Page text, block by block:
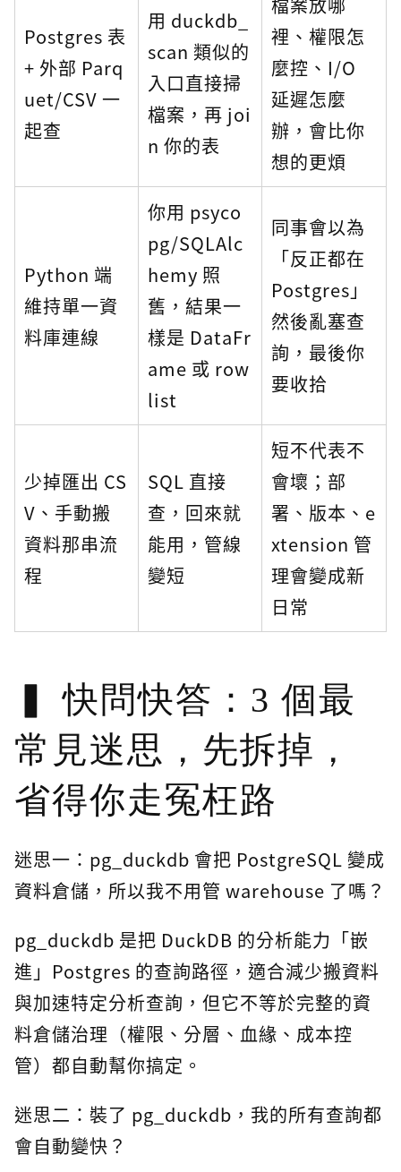
Postgres 表
+ 外部 Parq
uet/CSV 一
起查
用 duckdb_
scan 類似的
入口直接掃
檔案，再 joi
n 你的表
裡、權限怎
麼控、I/O
延遲怎麼
辦，會比你
想的更煩
Python 端
維持單一資
料庫連線
你用 psyco
pg/SQLAlc
hemy 照
舊，結果一
樣是 DataFr
ame 或 row
list
同事會以為
「反正都在
Postgres」
然後亂塞查
詢，最後你
要收拾
少掉匯出 CS
V、手動搬
資料那串流
程
SQL 直接
查，回來就
能用，管線
變短
短不代表不
會壞；部
署、版本、e
xtension 管
理會變成新
日常
快問快答：3 個最
常見迷思，先拆掉，
省得你走冤枉路
迷思一：pg_duckdb 會把 PostgreSQL 變成
資料倉儲，所以我不用管 warehouse 了嗎？
pg_duckdb 是把 DuckDB 的分析能力「嵌
進」Postgres 的查詢路徑，適合減少搬資料
與加速特定分析查詢，但它不等於完整的資
料倉儲治理（權限、分層、血緣、成本控
管）都自動幫你搞定。
迷思二：裝了 pg_duckdb，我的所有查詢都
會自動變快？